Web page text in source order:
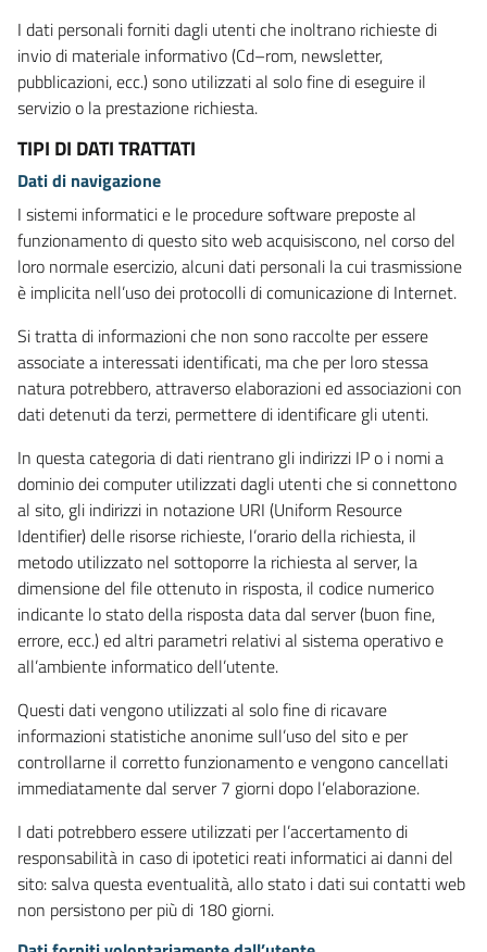
I dati personali forniti dagli utenti che inoltrano richieste di
invio di materiale informativo (Cd–rom, newsletter,
pubblicazioni, ecc.) sono utilizzati al solo fine di eseguire il
servizio o la prestazione richiesta.
TIPI DI DATI TRATTATI
Dati di navigazione
I sistemi informatici e le procedure software preposte al
funzionamento di questo sito web acquisiscono, nel corso del
loro normale esercizio, alcuni dati personali la cui trasmissione
è implicita nell’uso dei protocolli di comunicazione di Internet.
Si tratta di informazioni che non sono raccolte per essere
associate a interessati identificati, ma che per loro stessa
natura potrebbero, attraverso elaborazioni ed associazioni con
dati detenuti da terzi, permettere di identificare gli utenti.
In questa categoria di dati rientrano gli indirizzi IP o i nomi a
dominio dei computer utilizzati dagli utenti che si connettono
al sito, gli indirizzi in notazione URI (Uniform Resource
Identifier) delle risorse richieste, l’orario della richiesta, il
metodo utilizzato nel sottoporre la richiesta al server, la
dimensione del file ottenuto in risposta, il codice numerico
indicante lo stato della risposta data dal server (buon fine,
errore, ecc.) ed altri parametri relativi al sistema operativo e
all’ambiente informatico dell’utente.
Questi dati vengono utilizzati al solo fine di ricavare
informazioni statistiche anonime sull’uso del sito e per
controllarne il corretto funzionamento e vengono cancellati
immediatamente dal server 7 giorni dopo l’elaborazione.
I dati potrebbero essere utilizzati per l’accertamento di
responsabilità in caso di ipotetici reati informatici ai danni del
sito: salva questa eventualità, allo stato i dati sui contatti web
non persistono per più di 180 giorni.